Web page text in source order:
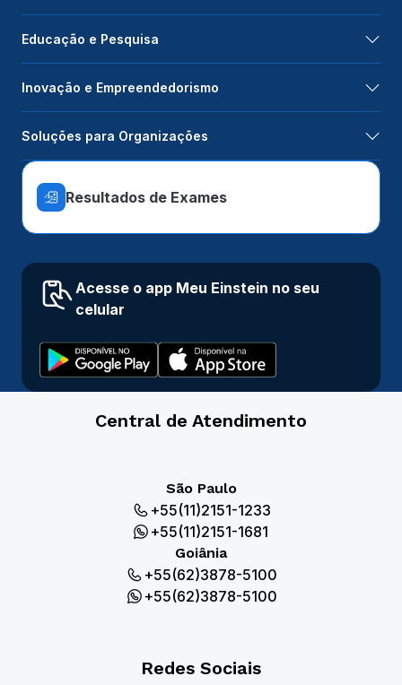
Educação e Pesquisa
Inovação e Empreendedorismo
Soluções para Organizações
Resultados de Exames
Acesse o app Meu Einstein no seu
celular
Central de Atendimento
São Paulo
+55(11)2151-1233
+55(11)2151-1681
Goiânia
+55(62)3878-5100
+55(62)3878-5100
Redes Sociais